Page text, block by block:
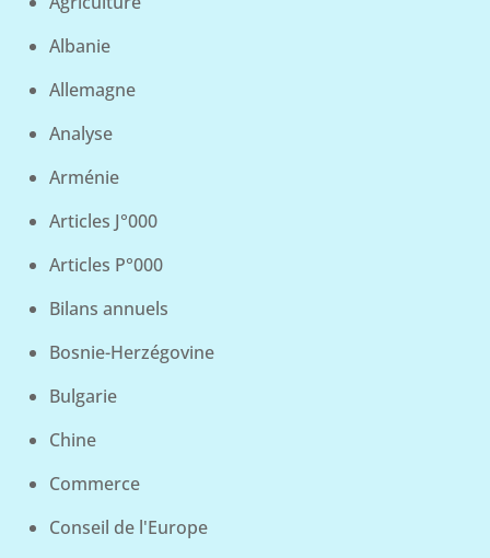
Albanie
Allemagne
Analyse
Arménie
Articles J°000
Articles P°000
Bilans annuels
Bosnie-Herzégovine
Bulgarie
Chine
Commerce
Conseil de l'Europe